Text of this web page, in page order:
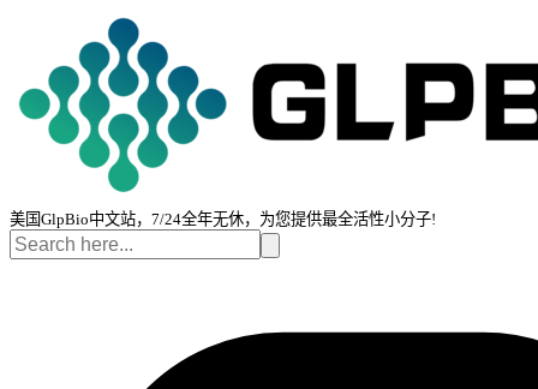
美国GlpBio中文站，7/24全年无休，为您提供最全活性小分子!